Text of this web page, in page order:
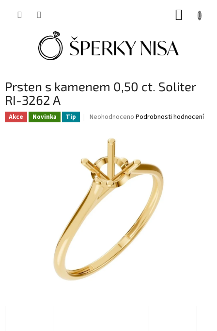
Prsten s kamenem 0,50 ct. Soliter
RI-3262 A
Akce Novinka Tip
Průměrné
z
5
hvězdiček.
Neohodnoceno Podrobnosti hodnocení